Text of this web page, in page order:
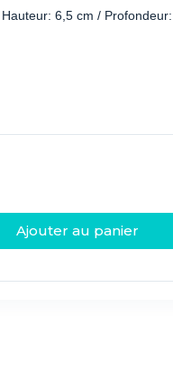
6,5 cm /
Ajouter au panier